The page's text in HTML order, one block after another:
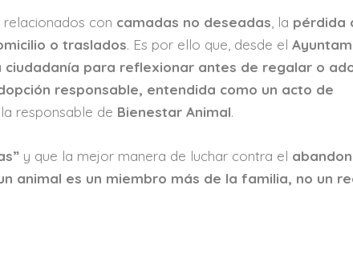
con camadas no deseadas , la pérdida
o traslados. Es por ello que, desde el
ciudadanía para reflexionar antes de regalar o
responsable, entendida como un acto de
responsable de Bienestar Animal.
y que la mejor manera de luchar contra el
animal es un miembro más de la familia, no un